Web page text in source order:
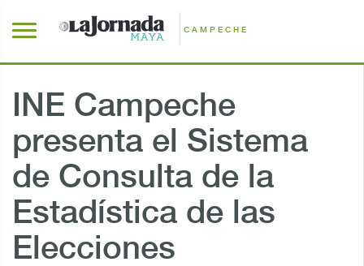
CAMPECHE
INE Campeche
presenta el Sistema
de Consulta de la
Estadística de las
Elecciones